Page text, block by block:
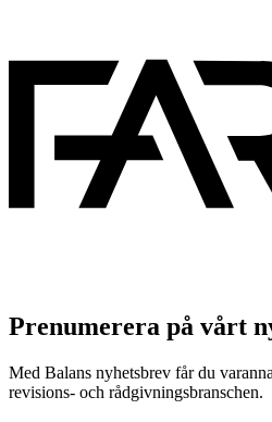
Prenumerera på vårt
Med Balans nyhetsbrev får du
revisions- och rådgivningsbranschen.